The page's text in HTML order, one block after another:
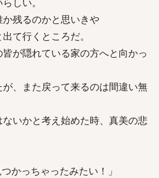
残るのかと思いきや
て行くところだ。
が隠れている家の方へと向かっ
、また戻って来るのは間違い無
いかと考え始めた時、真美の悲
かっちゃったみたい！」